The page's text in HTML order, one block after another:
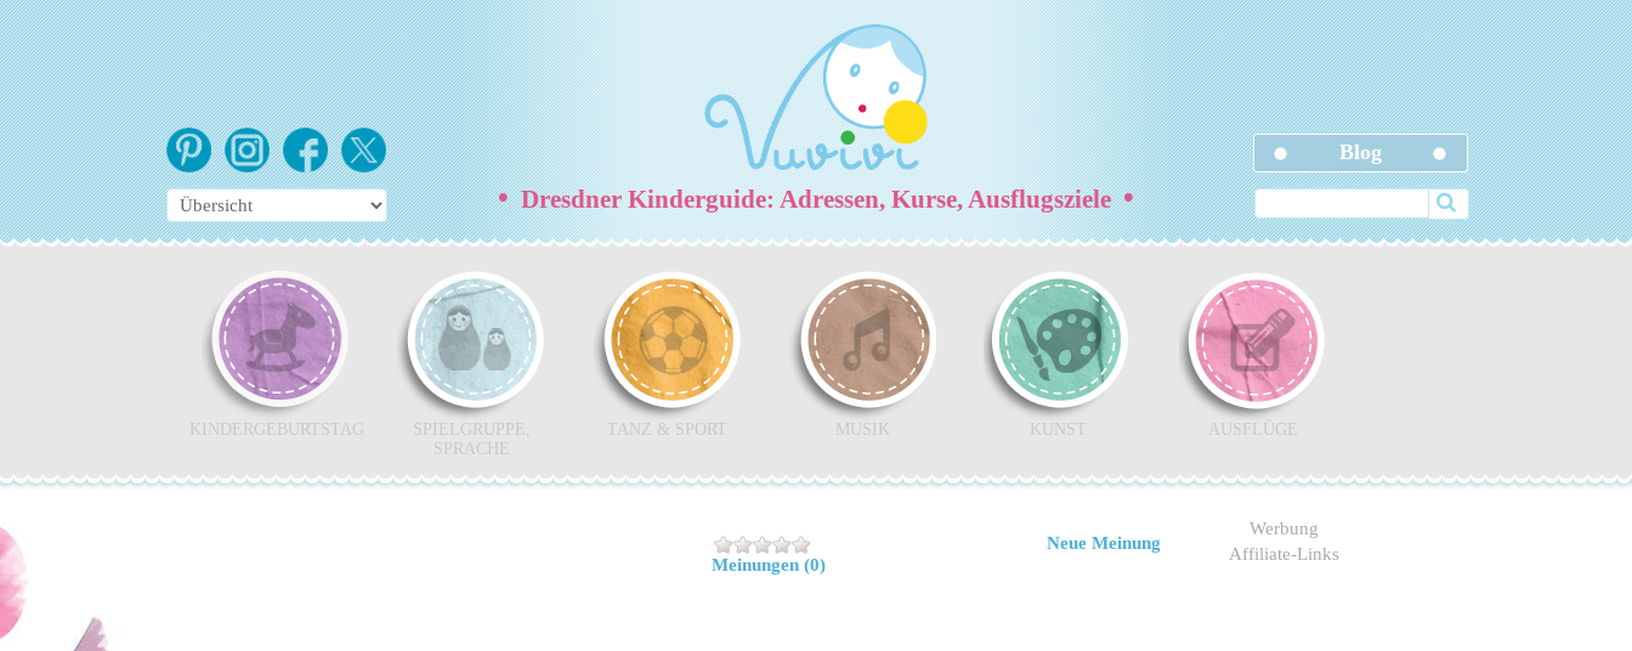
Blog
•Dresdner Kinderguide: Adressen, Kurse, Ausflugsziele•
KINDERGEBURTSTAG
SPIELGRUPPE,
SPRACHE
TANZ & SPORT MUSIK KUNST AUSFLÜGE
Meinungen (0)
Neue Meinung
Werbung
Affiliate-Links